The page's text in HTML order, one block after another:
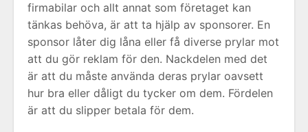
firmabilar och allt annat som företaget kan
tänkas behöva, är att ta hjälp av sponsorer. En
sponsor låter dig låna eller få diverse prylar mot
att du gör reklam för den. Nackdelen med det
är att du måste använda deras prylar oavsett
hur bra eller dåligt du tycker om dem. Fördelen
är att du slipper betala för dem.